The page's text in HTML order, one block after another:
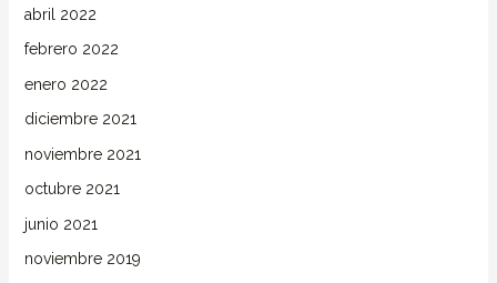
abril 2022
febrero 2022
enero 2022
diciembre 2021
noviembre 2021
octubre 2021
junio 2021
noviembre 2019